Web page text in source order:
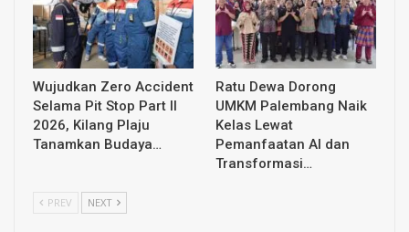
Wujudkan Zero Accident
Selama Pit Stop Part II
2026, Kilang Plaju
Tanamkan Budaya…
Ratu Dewa Dorong
UMKM Palembang Naik
Kelas Lewat
Pemanfaatan AI dan
Transformasi…
PREV NEXT